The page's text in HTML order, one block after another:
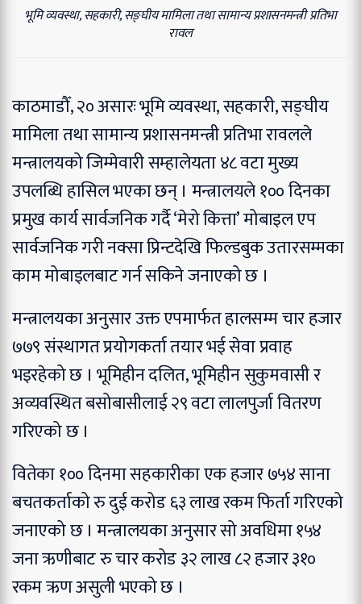
भूमि व्यवस्था, सहकारी, सङ्घीय मामिला तथा सामान्य प्रशासनमन्त्री प्रतिभा
रावल
काठमाडौँ, २० असारः भूमि व्यवस्था, सहकारी, सङ्घीय
मामिला तथा सामान्य प्रशासनमन्त्री प्रतिभा रावलले
मन्त्रालयको जिम्मेवारी सम्हालेयता ४८ वटा मुख्य
उपलब्धि हासिल भएका छन् । मन्त्रालयले १०० दिनका
प्रमुख कार्य सार्वजनिक गर्दै ‘मेरो कित्ता’ मोबाइल एप
सार्वजनिक गरी नक्सा प्रिन्टदेखि फिल्डबुक उतारसम्मका
काम मोबाइलबाट गर्न सकिने जनाएको छ ।
मन्त्रालयका अनुसार उक्त एपमार्फत हालसम्म चार हजार
७७९ संस्थागत प्रयोगकर्ता तयार भई सेवा प्रवाह
भइरहेको छ । भूमिहीन दलित, भूमिहीन सुकुमवासी र
अव्यवस्थित बसोबासीलाई २९ वटा लालपुर्जा वितरण
गरिएको छ ।
वितेका १०० दिनमा सहकारीका एक हजार ७५४ साना
बचतकर्ताको रु दुई करोड ६३ लाख रकम फिर्ता गरिएको
जनाएको छ । मन्त्रालयका अनुसार सो अवधिमा १५४
जना ऋणीबाट रु चार करोड ३२ लाख ८२ हजार ३१०
रकम ऋण असुली भएको छ ।